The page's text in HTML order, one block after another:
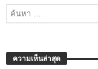
ความเห็นล่าสุด